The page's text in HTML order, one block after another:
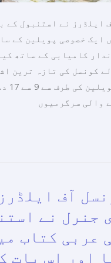
ایلڈرز نے استنبول کے
ایک خصوصی پویلین کے
کامیابی کے ساتھ
کونسل کی تازہ ترین
والی سرگرمیوں
آف
جنرل نے
عربی کتاب
اور اس بات